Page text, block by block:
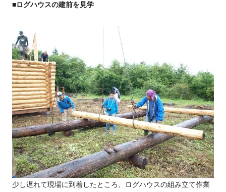
■ログハウスの建前を見学
少し遅れて現場に到着したところ、ログハウスの組み立て作業